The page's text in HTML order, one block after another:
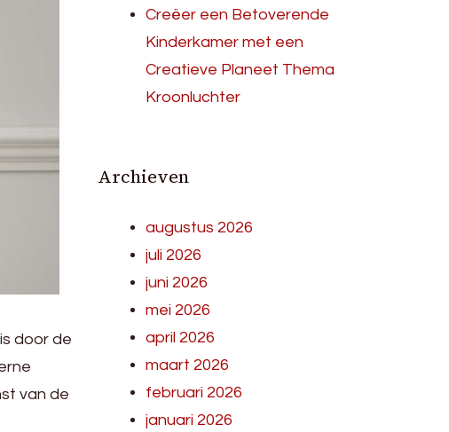
door de
van de
Creëer een Betoverende
Kinderkamer met een
Creatieve Planeet Thema
Kroonluchter
Archieven
augustus 2026
juli 2026
juni 2026
mei 2026
april 2026
maart 2026
februari 2026
januari 2026